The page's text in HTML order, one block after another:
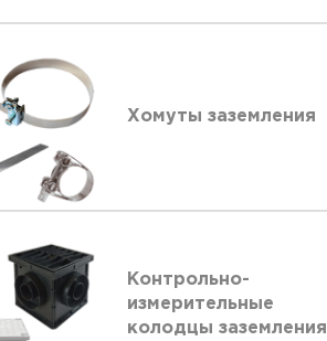
Хомуты заземления
Контрольно-
измерительные
колодцы заземления